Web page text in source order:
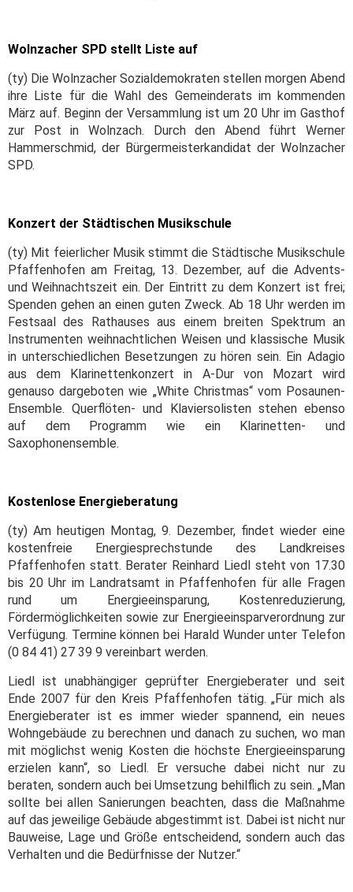
Wolnzacher SPD stellt Liste auf
(ty) Die Wolnzacher Sozialdemokraten stellen morgen Abend
ihre Liste für die Wahl des Gemeinderats im kommenden
März auf. Beginn der Versammlung ist um 20 Uhr im Gasthof
zur Post in Wolnzach. Durch den Abend führt Werner
Hammerschmid, der Bürgermeisterkandidat der Wolnzacher
SPD.
Konzert der Städtischen Musikschule
(ty) Mit feierlicher Musik stimmt die Städtische Musikschule
Pfaffenhofen am Freitag, 13. Dezember, auf die Advents-
und Weihnachtszeit ein. Der Eintritt zu dem Konzert ist frei;
Spenden gehen an einen guten Zweck. Ab 18 Uhr werden im
Festsaal des Rathauses aus einem breiten Spektrum an
Instrumenten weihnachtlichen Weisen und klassi­sche Musik
in unterschiedlichen Besetzungen zu hören sein. Ein Adagio
aus dem Klarinettenkonzert in A-Dur von Mozart wird
genauso dar­geboten wie „White Christmas“ vom Posaunen-
Ensemble. Querflöten- und Klaviersolisten stehen ebenso
auf dem Programm wie ein Klari­netten- und
Saxophonensemble.
Kostenlose Energieberatung
(ty) Am heutigen Montag, 9. Dezember, findet wieder eine
kostenfreie Energiesprechstunde des Landkreises
Pfaffenhofen statt. Berater Reinhard Liedl steht von 17.30
bis 20 Uhr im Landratsamt in Pfaffenhofen für alle Fragen
rund um Energieeinsparung, Kostenreduzierung,
Fördermöglichkeiten sowie zur Energieeinsparverordnung zur
Verfügung. Termine können bei Harald Wunder unter Telefon
(0 84 41) 27 39 9 vereinbart werden.
Liedl ist unabhängiger geprüfter Energieberater und seit
Ende 2007 für den Kreis Pfaffenhofen tätig. „Für mich als
Energieberater ist es immer wieder spannend, ein neues
Wohngebäude zu berechnen und danach zu suchen, wo man
mit möglichst wenig Kosten die höchste Energieeinsparung
erzielen kann“, so Liedl. Er versuche dabei nicht nur zu
beraten, sondern auch bei Umsetzung behilflich zu sein. „Man
sollte bei allen Sanierungen beachten, dass die Maßnahme
auf das jeweilige Gebäude abgestimmt ist. Dabei ist nicht nur
Bauweise, Lage und Größe entscheidend, sondern auch das
Verhalten und die Bedürfnisse der Nutzer.“